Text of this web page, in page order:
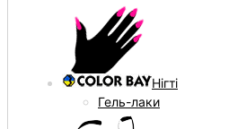
Нігті
Гель-лаки